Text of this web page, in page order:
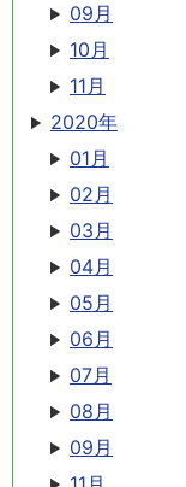
09月
10月
11月
2020年
01月
02月
03月
04月
05月
06月
07月
08月
09月